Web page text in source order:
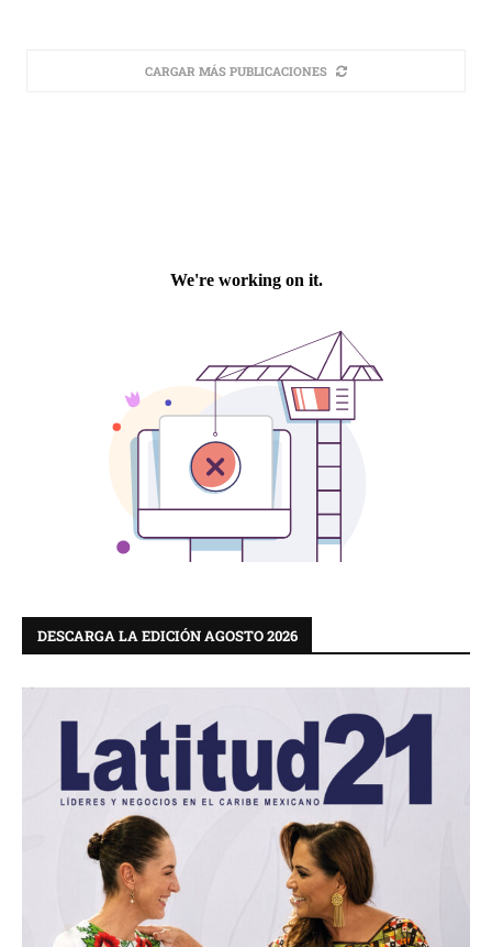
CARGAR MÁS PUBLICACIONES
DESCARGA LA EDICIÓN AGOSTO 2026